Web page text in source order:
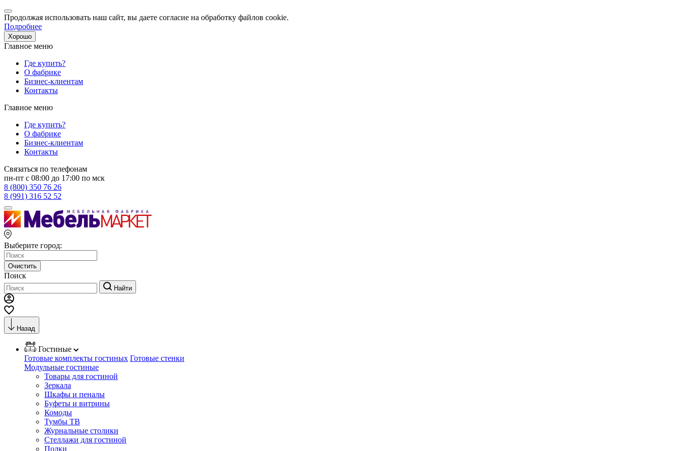
Продолжая использовать наш сайт, вы даете согласие на обработку файлов cookie.
Подробнее
Хорошо
Главное меню
Где купить?
О фабрике
Бизнес-клиентам
Контакты
Главное меню
Где купить?
О фабрике
Бизнес-клиентам
Контакты
Связаться по телефонам
пн-пт с 08:00 до 17:00 по мск
8 (800) 350 76 26
8 (991) 316 52 52
Выберите город:
Очистить
Поиск
Найти
Назад
Гостиные
Готовые комплекты гостиных Готовые стенки
Модульные гостиные
Товары для гостиной
Зеркала
Шкафы и пеналы
Буфеты и витрины
Комоды
Тумбы ТВ
Журнальные столики
Стеллажи для гостиной
Полки